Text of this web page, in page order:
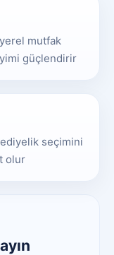
mutfak
güçlendirir
seçimini
olur